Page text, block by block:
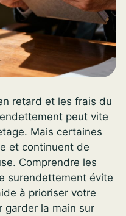
retard et les frais du
peut vite
Mais certaines
et continuent de
Comprendre les
surendettement évite
à prioriser votre
garder la main sur